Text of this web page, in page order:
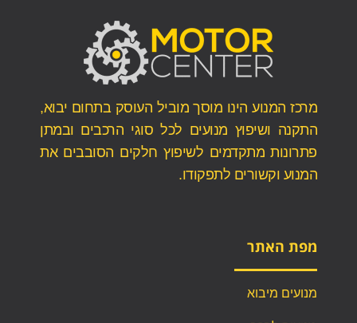
מרכז המנוע הינו מוסך מוביל העוסק בתחום יבוא,
התקנה ושיפוץ מנועים לכל סוגי הרכבים ובמתן
פתרונות מתקדמים לשיפוץ חלקים הסובבים את
המנוע וקשורים לתפקודו.
מפת האתר
מנועים מיבוא